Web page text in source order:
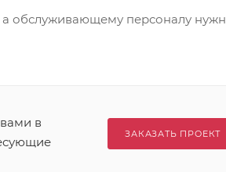
обслуживающему персоналу
в
ЗАКАЗАТЬ ПРОЕКТ